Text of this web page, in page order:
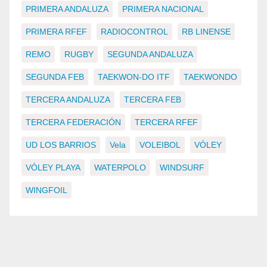
PRIMERA ANDALUZA PRIMERA NACIONAL
PRIMERA RFEF RADIOCONTROL RB LINENSE
REMO RUGBY SEGUNDA ANDALUZA
SEGUNDA FEB TAEKWON-DO ITF TAEKWONDO
TERCERA ANDALUZA TERCERA FEB
TERCERA FEDERACIÓN TERCERA RFEF
UD LOS BARRIOS Vela VOLEIBOL VÓLEY
VÓLEY PLAYA WATERPOLO WINDSURF
WINGFOIL